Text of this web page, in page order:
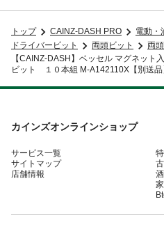
トップ CAINZ-DASH PRO
電動・
ドライバービット
両頭ビット
両
【CAINZ-DASH】ベッセル マグネ
ビット １０本組 M-A142110X【別送品
カインズオンラインショップ
サービス一覧
サイトマップ
店舗情報